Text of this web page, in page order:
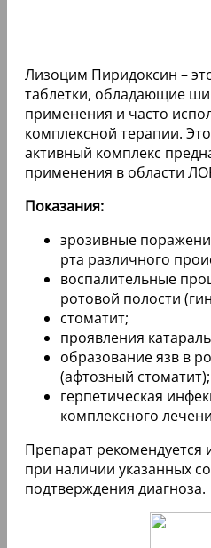
Лизоцим Пиридоксин –
таблетки, обладающие
применения и часто
комплексной терапии.
активный комплекс
применения в области
Показания:
эрозивные
рта различного
воспалительные
ротовой полости
стоматит;
проявления
образование язв в
(афтозный стоматит);
герпетическая
комплексного
Препарат рекомендуется
при наличии указанных
подтверждения диагноза.